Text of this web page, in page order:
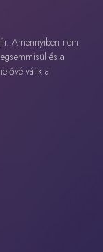
Amennyiben nem
és a
válik a